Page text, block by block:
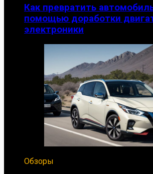
Как превратить
помощью доработки
электроники
Обзоры